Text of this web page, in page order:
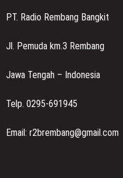
PT. Radio Rembang Bangkit
Jl. Pemuda km.3 Rembang
Jawa Tengah – Indonesia
Telp. 0295-691945
Email: r2brembang@gmail.com